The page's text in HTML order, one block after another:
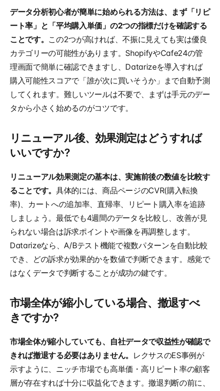
データ分析初心者が簡単に始められる方法は、まず「リピ
ート率」と「平均購入単価」の2つの指標だけを確認する
ことです。 この2つが高ければ、不振に見えても実は優良
カテゴリーの可能性があります。ShopifyやCafe24の管
理画面で簡単に確認できますし、Datarizeを導入すれば
購入可能性スコアで「誰が次に買いそうか」まで自動予測
してくれます。難しいツールは不要で、まずは手元のデー
タから小さく始めるのがコツです。
リニューアル後、効果測定はどうすれば
いいですか?
リニューアル効果測定の基本は、実施前後の数値を比較す
ることです。具体的には、商品ページのCVR(購入転換
率)、カートへの追加率、直帰率、リピート購入率を追跡
しましょう。最低でも4週間のデータを比較し、改善が見
られない場合は訴求ポイントや画像を再調整します。
Datarizeなら、A/Bテスト機能で複数パターンを自動比較
でき、どの訴求が効果的かを数値で判断できます。感覚で
はなくデータで判断することが成功の鍵です。
市場全体が縮小している場合、撤退すべ
きですか?
市場全体が縮小していても、自社データで収益性が確認で
きれば撤退する必要はありません。 レクサスのES事例が
示すように、ニッチ市場でも高単価・高リピート率の顧客
層が存在すれば十分に収益化できます。撤退判断の前に、